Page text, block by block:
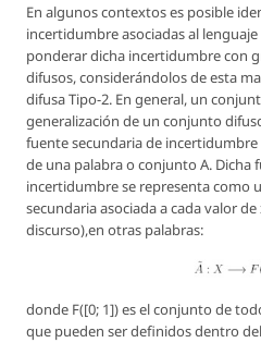
En algunos contextos es posible
incertidumbre asociadas al
ponderar dicha incertidumbre con
difusos, considerándolos de esta
difusa Tipo-2. En general, un
generalización de un conjunto
fuente secundaria de
de una palabra o conjunto A. Dicha
incertidumbre se representa como
secundaria asociada a cada valor
discurso),en otras palabras:
donde F([0; 1]) es el conjunto de
que pueden ser definidos dentro